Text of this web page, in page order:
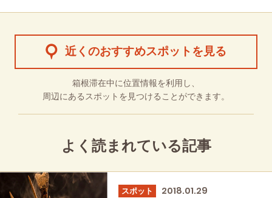
近くのおすすめスポットを見る
箱根滞在中に位置情報を利用し、
周辺にあるスポットを見つけることができます。
よく読まれている記事
スポット 2018.01.29